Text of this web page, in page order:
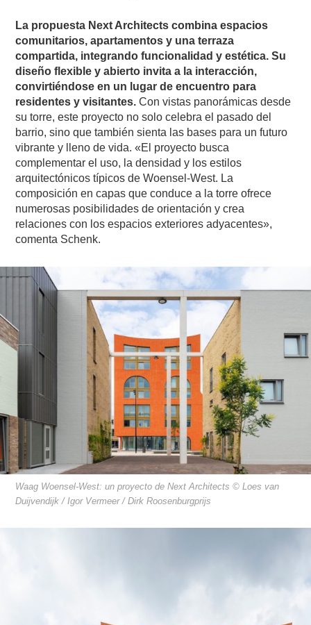
La propuesta Next Architects combina espacios
comunitarios, apartamentos y una terraza
compartida, integrando funcionalidad y estética. Su
diseño flexible y abierto invita a la interacción,
convirtiéndose en un lugar de encuentro para
residentes y visitantes. Con vistas panorámicas desde
su torre, este proyecto no solo celebra el pasado del
barrio, sino que también sienta las bases para un futuro
vibrante y lleno de vida. «El proyecto busca
complementar el uso, la densidad y los estilos
arquitectónicos típicos de Woensel-West. La
composición en capas que conduce a la torre ofrece
numerosas posibilidades de orientación y crea
relaciones con los espacios exteriores adyacentes»,
comenta Schenk.
Waag Woensel-West: un proyecto de Next Architects © Loes van
Duijvendijk / Igor Vermeer / Dirk Roosenburgprijs